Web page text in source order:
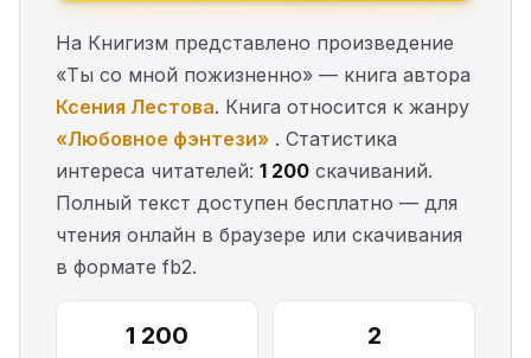
На Книгизм представлено произведение
«Ты со мной пожизненно» — книга автора
Ксения Лестова. Книга относится к жанру
«Любовное фэнтези» . Статистика
интереса читателей: 1 200 скачиваний.
Полный текст доступен бесплатно — для
чтения онлайн в браузере или скачивания
в формате fb2.
1 200 2